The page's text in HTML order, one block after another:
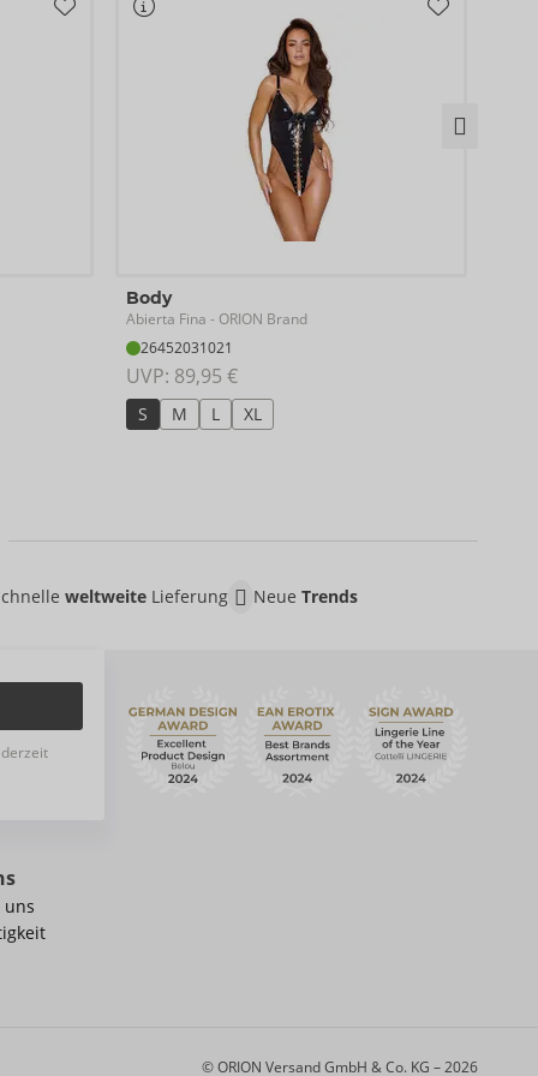
Body
Abierta Fina - ORION Brand
26452031021
UVP: 89,95 €
S M L XL
weltweiteLieferung Neue Trends
© ORION Versand GmbH & Co. KG – 2026